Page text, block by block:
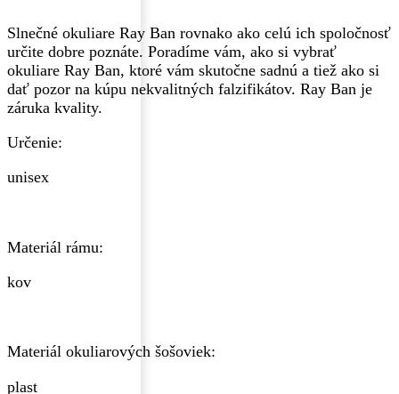
Slnečné okuliare Ray Ban rovnako ako celú ich spoločnosť
určite dobre poznáte. Poradíme vám, ako si vybrať
okuliare Ray Ban, ktoré vám skutočne sadnú a tiež ako si
dať pozor na kúpu nekvalitných falzifikátov. Ray Ban je
záruka kvality.
Určenie:
unisex
Materiál rámu:
kov
Materiál okuliarových šošoviek:
plast